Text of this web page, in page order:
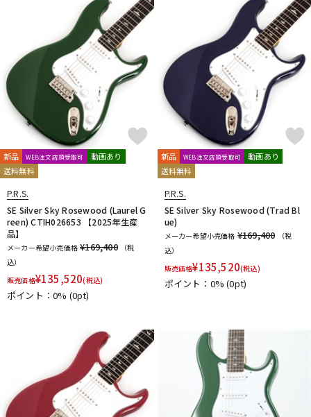
新品 WEB注文店頭受取可
動画あり
送料無料
P.R.S.
SE Silver Sky Rosewood (Laurel G
reen) CTIH026653 【2025年生産
品】
メーカー希望小売価格 ¥169,400
（税
込）
販売価格¥135,520(税込)
ポイント：0% (0pt)
新品 WEB注文店頭受取可
動画あり
送料無料
P.R.S.
SE Silver Sky Rosewood (Trad Bl
ue)
メーカー希望小売価格 ¥169,400
（税
込）
販売価格¥135,520(税込)
ポイント：0%(0pt)